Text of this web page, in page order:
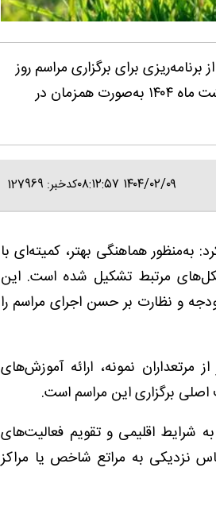
برای برگزاری مراسم روز
مرتع و مرتعداری پایدار در استان‌ها خبر داد و گفت: این رویداد روز ۲۵ اردیبهشت ماه ۱۴۰۴ به‌صورت همزمان در
۱۴۰۴/۰۲/۰۹ ۰۸:۱۲:۵۷ کدخبر: 127969
به‌منظور هماهنگی بهتر، کمیته‌ای با
مرتبط تشکیل شده است. این
و نظارت بر حسن اجرای مراسم را
مرتعداران نمونه، ارائه آموزش‌های
برگزاری این مراسم است.
شرایط اقلیمی و تقویم فعالیت‌های
نزدیکی به مراتع شاخص یا مراکز